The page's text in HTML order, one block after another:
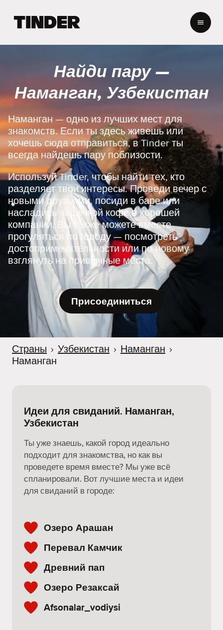
н
а
с
р
а
н
и
ц
а
T
i
n
d
e
r
Найди пару —
Наманган, Узбекистан
Наманган — одно из лучших мест для
знакомств. Если ты здесь живешь или
хочешь сюда отправиться, в Tinder ты
всегда найдешь пару поблизости.
Используй Tinder, чтобы найти тех, кто
разделяет твои интересы. Проведи вечер с
новыми друзьями, посиди в баре или
насладись чашечкой кофе в хорошей
компании. Вы также можете вместе
прогуляться по городу — посмотреть
достопримечательности или по-новому
взглянуть на привычные места.
Присоединиться
Страны › Узбекистан › Наманган ›
Наманган
Идеи для свиданий. Наманган,
Узбекистан
Ты уже знаешь, какой город идеально
подходит для знакомства, но как вы
проведете время вместе? Мы уже всё
спланировали. Вот лучшие места и идеи
для свиданий в городе:
Озеро Арашан
Перевал Камчик
Древний пап
Озеро Резаксай
Afsonalar_vodiysi